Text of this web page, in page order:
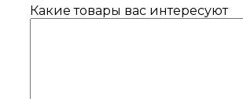
Какие товары вас интересуют